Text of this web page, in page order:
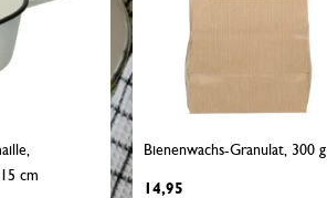
cm
Bienenwachs-Granulat, 300 g
14,95